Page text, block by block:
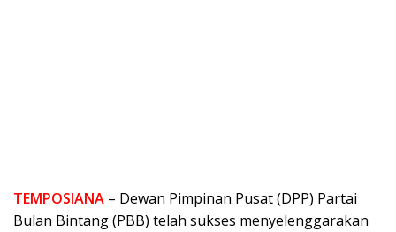
TEMPOSIANA – Dewan Pimpinan Pusat (DPP) Partai
Bulan Bintang (PBB) telah sukses menyelenggarakan